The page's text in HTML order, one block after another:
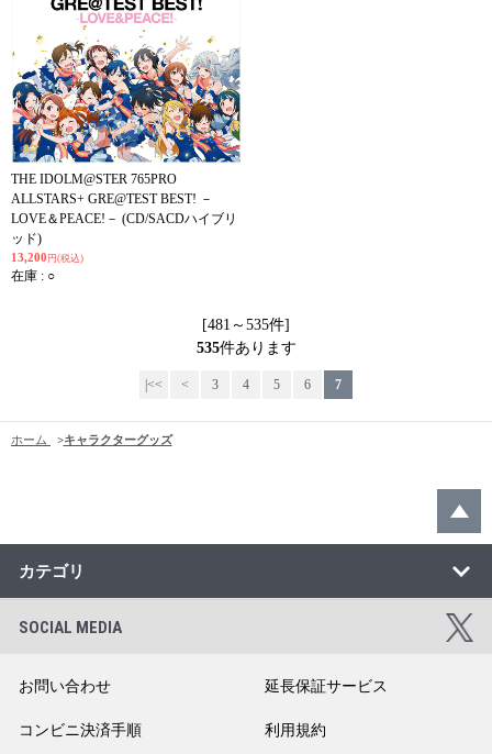
THE IDOLM@STER 765PRO
ALLSTARS+ GRE@TEST BEST! －
LOVE＆PEACE!－ (CD/SACDハイブリ
ッド)
13,200 円(税込)
在庫 : ○
[481～535件]
535件あります
|<< < 3 4 5 6 7
ホーム >キャラクターグッズ
カテゴリ
SOCIAL MEDIA
お問い合わせ 延長保証サービス
コンビニ決済手順 利用規約